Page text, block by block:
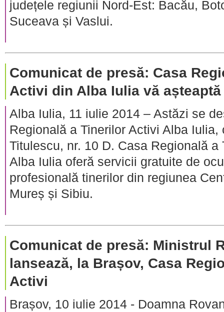
județele regiunii Nord-Est: Bacău,
Suceava și Vaslui.
Comunicat de presă: Casa
Activi din Alba Iulia vă așteaptă
Alba Iulia, 11 iulie 2014 – Astăzi se
Regională a Tinerilor Activi Alba
Titulescu, nr. 10 D. Casa Regională a
Alba Iulia oferă servicii gratuite de
profesională tinerilor din regiunea
Mureș și Sibiu.
Comunicat de presă: Ministrul
lansează, la Brașov, Casa
Activi
Brașov, 10 iulie 2014 - Doamna